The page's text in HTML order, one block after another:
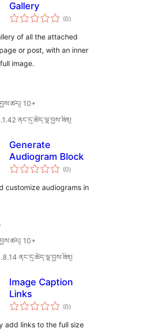
Gallery
(0གདེང་
འཇོག་
ཚང་།
)
of all the attached
or post, with an inner
image.
10+
ནང་དུ་ཚོད་ལྟ་བྱས་ཟིན།
Generate
Audiogram Block
(0གདེང་
འཇོག་
ཚང་།
)
customize audiograms in
10+
ནང་དུ་ཚོད་ལྟ་བྱས་ཟིན།
Image Caption
Links
(0གདེང་
འཇོག་
ཚང་།
)
add links to the full size